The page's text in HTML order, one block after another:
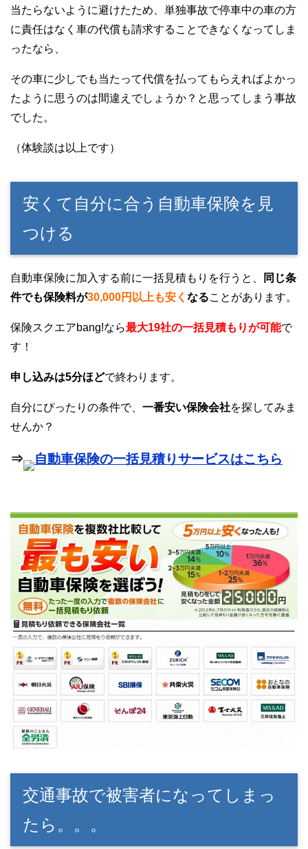
当たらないように避けたため、単独事故で停車中の車の方
に責任はなく車の代償も請求することできなくなってしま
ったなら、
その車に少しでも当たって代償を払ってもらえればよかっ
たように思うのは間違えでしょうか？と思ってしまう事故
でした。
（体験談は以上です）
安くて自分に合う自動車保険を見
つける
自動車保険に加入する前に一括見積もりを行うと、
同じ条
件でも保険料が30,000円以上も安く なることがあります。
保険スクエアbang!なら最大19社の一括見積もりが可能で
す！
申し込みは5分ほどで終わります。
自分にぴったりの条件で、 一番安い保険会社を探してみま
せんか？
⇒ 自動車保険の一括見積りサービスはこちら
交通事故で被害者になってしまっ
たら。。。